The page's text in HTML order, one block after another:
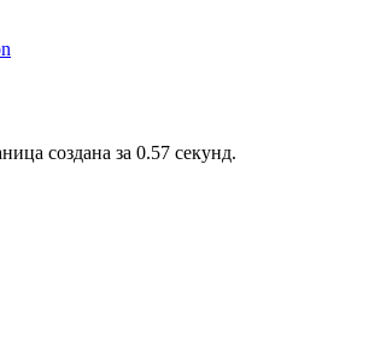
создана за 0.57 секунд.